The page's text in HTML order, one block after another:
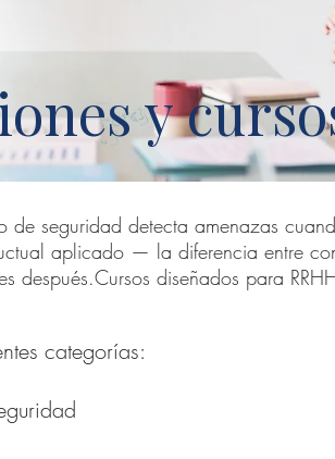
y
de seguridad detecta amenazas
aplicado — la diferencia entre
después.Cursos diseñados para
categorías: